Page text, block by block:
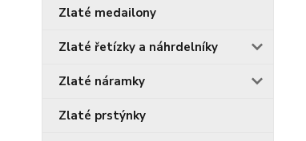
Zlaté medailony
Zlaté řetízky a náhrdelníky
Zlaté náramky
Zlaté prstýnky